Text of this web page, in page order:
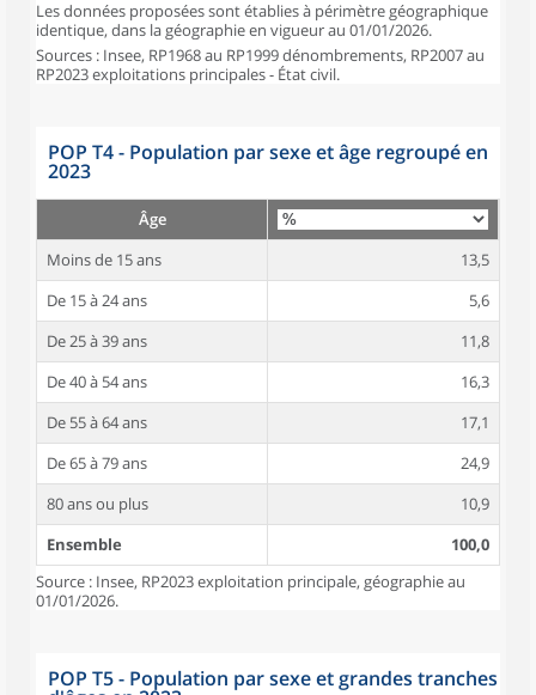
Les données proposées sont établies à périmètre géographique
identique, dans la géographie en vigueur au 01/01/2026.
Sources : Insee, RP1968 au RP1999 dénombrements, RP2007 au
RP2023 exploitations principales - État civil.
POP T4 - Population par sexe et âge regroupé en
2023
Âge
Moins de 15 ans
13,5
De 15 à 24 ans
5,6
De 25 à 39 ans
11,8
De 40 à 54 ans
16,3
De 55 à 64 ans
17,1
De 65 à 79 ans
24,9
80 ans ou plus
10,9
Ensemble
100,0
Source : Insee, RP2023 exploitation principale, géographie au
01/01/2026.
POP T5 - Population par sexe et grandes tranches